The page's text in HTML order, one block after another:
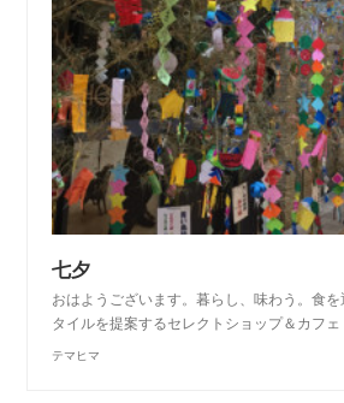
七夕
おはようございます。暮らし、味わう。食
タイルを提案するセレクトショップ＆カフ
テマヒマ